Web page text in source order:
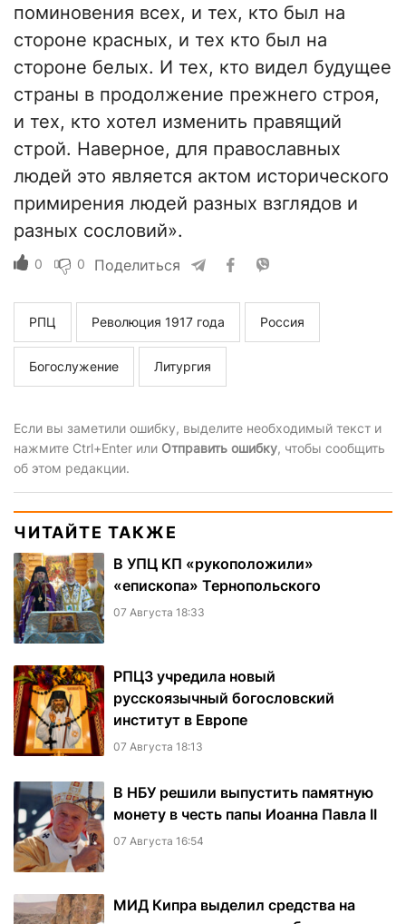
поминовения всех, и тех, кто был на
стороне красных, и тех кто был на
стороне белых. И тех, кто видел будущее
страны в продолжение прежнего строя,
и тех, кто хотел изменить правящий
строй. Наверное, для православных
людей это является актом исторического
примирения людей разных взглядов и
разных сословий».
0 0 Поделиться
РПЦ Революция 1917 года Россия
Богослужение Литургия
Если вы заметили ошибку, выделите необходимый текст и
нажмите Ctrl+Enter или Отправить ошибку, чтобы сообщить
об этом редакции.
ЧИТАЙТЕ ТАКЖЕ
В УПЦ КП «рукоположили»
«епископа» Тернопольского
07 Августа 18:33
РПЦЗ учредила новый
русскоязычный богословский
институт в Европе
07 Августа 18:13
В НБУ решили выпустить памятную
монету в честь папы Иоанна Павла II
07 Августа 16:54
МИД Кипра выделил средства на